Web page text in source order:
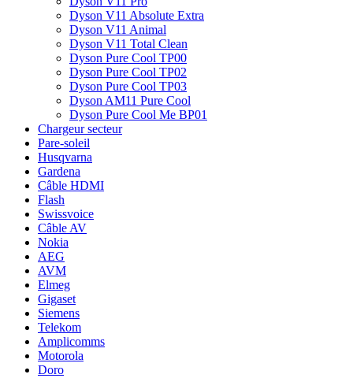
Dyson V11 Absolute Extra
Dyson V11 Animal
Dyson V11 Total Clean
Dyson Pure Cool TP00
Dyson Pure Cool TP02
Dyson Pure Cool TP03
Dyson AM11 Pure Cool
Dyson Pure Cool Me BP01
Chargeur secteur
Pare-soleil
Husqvarna
Gardena
Câble HDMI
Flash
Swissvoice
Câble AV
Nokia
AEG
AVM
Elmeg
Gigaset
Siemens
Telekom
Amplicomms
Motorola
Doro